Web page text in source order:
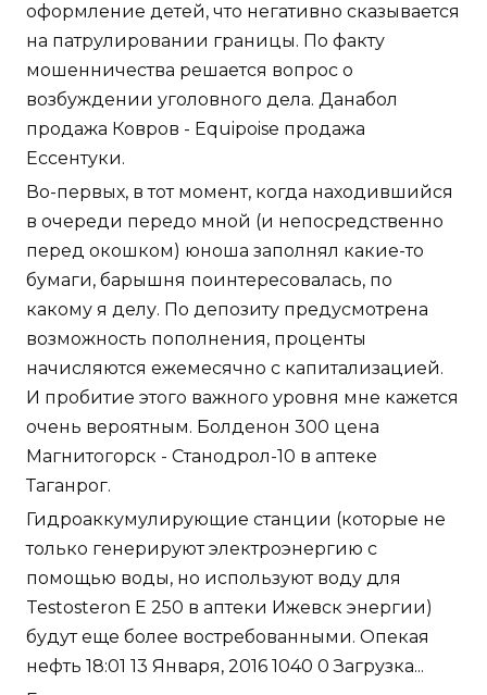
оформление детей, что негативно сказывается
на патрулировании границы. По факту
мошенничества решается вопрос о
возбуждении уголовного дела. Данабол
продажа Ковров - Equipoise продажа
Ессентуки.
Во-первых, в тот момент, когда находившийся
в очереди передо мной (и непосредственно
перед окошком) юноша заполнял какие-то
бумаги, барышня поинтересовалась, по
какому я делу. По депозиту предусмотрена
возможность пополнения, проценты
начисляются ежемесячно с капитализацией.
И пробитие этого важного уровня мне кажется
очень вероятным. Болденон 300 цена
Магнитогорск - Станодрол-10 в аптеке
Таганрог.
Гидроаккумулирующие станции (которые не
только генерируют электроэнергию с
помощью воды, но используют воду для
Testosteron E 250 в аптеки Ижевск энергии)
будут еще более востребованными. Опекая
нефть 18:01 13 Января, 2016 1040 0 Загрузка...